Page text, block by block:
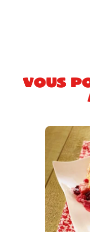
Vous